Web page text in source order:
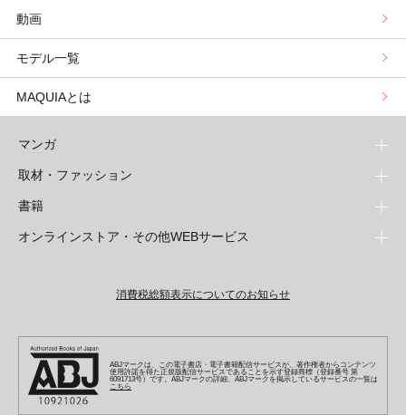
星谷菜々の美に効くスイーツ
山本舞香のBeauty Script
ムーン・リーの運を呼び寄せる香り
動画
モデル一覧
MAQUIAとは
マンガ
少年マンガ
週刊少年ジャンプ
少年ジャンプ+
ZEBRACK
ジャンプルーキー！
S-MANGA
青年マンガ
少年ジャンプ+
集英社コミック文庫
週刊ヤングジャンプ
ヤングジャンプ定期購読デジタル
少女マンガ
集英社コミック文庫
りぼん
マーガレット
別冊マーガレット
ジャンプTOON
S-MANGA
集英社コミック文庫
マンガMee公式サイト
取材・ファッション
ファッション・美容
Seventeen
LEE
eclat
T JAPAN
芸能・情報・スポーツ
Sportiva
パラスポ
書籍
文芸・文庫・総合
web 集英社文庫
青春と読書
アジア人物史
1日5分で、明日は変わる よみタイ yomitai
集英社ビジネス書
集英社新書
集英社新書プラス - 知の水先案内人
ライトノベル・ノベライズ
JUMP j-BOOKS
ダッシュエックス文庫公式サイト
集英社Webマガジン コバルト
集英社みらい文庫
集英社の児童図書 S-KIDS.LAND
オンラインストア・その他WEBサービス
ジャンプキャラクターズストア
HAPPY PLUS STORE
SHUEISHA VOX
その他WEBサービス
集英社エディターズ・ラボ
消費税総額表示についてのお知らせ
ABJマークは、この電子書店・電子書籍配信サービスが、著作権者からコンテンツ
使用許諾を得た正規版配信サービスであることを示す登録商標（登録番号 第
6091713号）です。ABJマークの詳細、ABJマークを掲示しているサービスの一覧は
こちら